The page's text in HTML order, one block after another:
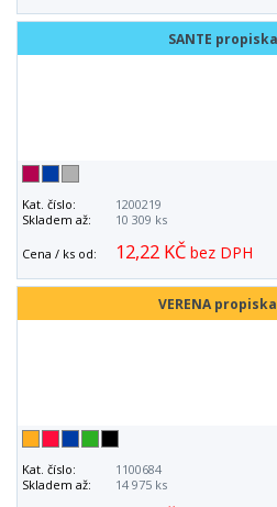
SANTE
Kat. číslo:
1200219
Skladem až:
10 309 ks
Cena / ks od: 12,22 KČ bez DPH
VERENA
Kat. číslo:
1100684
Skladem až:
14 975 ks